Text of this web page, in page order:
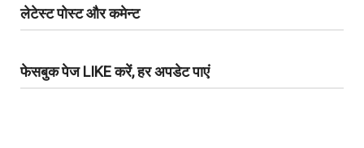
लेटेस्ट पोस्ट और कमेन्ट
फेसबुक पेज LIKE करें, हर अपडेट पाएं